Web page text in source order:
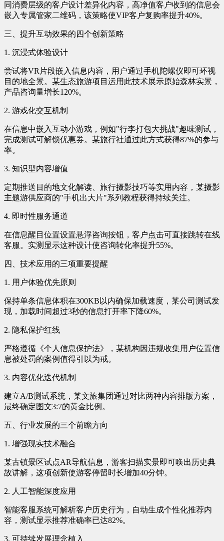
同消费层级的客户设计差异化内容，高净值客户收到的信息会
嵌入专属管家二维码，该策略使VIP客户复购率提升40%。
三、提升互动效果的四个创新策略
1. 沉浸式体验设计
尝试将VR片段嵌入信息内容，用户通过手机陀螺仪即可环视
目的地全景。某生态旅游项目运用此技术展示原始森林实景，
产品咨询量增长120%。
2. 游戏化交互机制
在信息中嵌入互动小游戏，例如"行李打包大挑战"趣味测试，
完成测试可解锁优惠券。某旅行社通过此方式获得87%的参与
率。
3. 知识型内容增值
定期推送目的地文化解读、旅行摄影技巧等实用内容，某摄影
主题游供应商的"手机出大片"系列教程获得持续关注。
4. 即时性服务通道
在信息醒目位置设置悬浮咨询按钮，客户点击可直接跳转在线
客服。实测显示这种设计使咨询转化率提升55%。
四、技术应用的三项重要提醒
1. 用户体验优先原则
保持单条信息体积在300KB以内确保加载速度，某公司测试发
现，加载时间超过3秒的信息打开率下降60%。
2. 隐私保护红线
严格遵循《个人信息保护法》，某机构因违规收集用户位置信
息被处罚的案例值得引以为戒。
3. 内容优化迭代机制
建立A/B测试系统，某文旅集团通过对比两种内容排版方案，
最终确定图文3:7的黄金比例。
五、行业发展的三个前瞻方向
1. 增强现实技术融合
某古镇景区试点AR导航信息，游客扫描实景即可唤出历史典
故讲解，这项创新使游客停留时长增加40分钟。
2. 人工智能深度应用
智能客服系统可解析客户历史行为，自动生成个性化推荐内
容，测试显示推荐准确率已达82%。
3. 可持续发展理念植入